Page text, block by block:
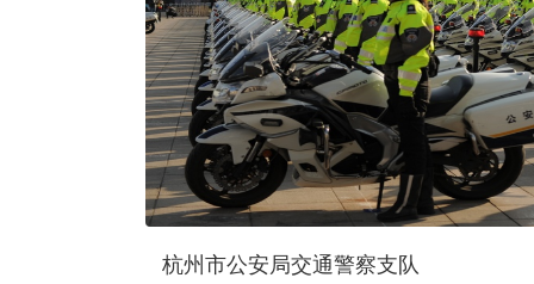
杭州市公安局交通警察支队